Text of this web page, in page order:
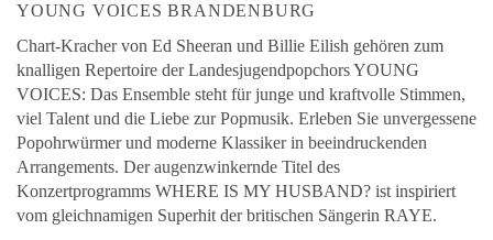
YOUNG VOICES BRANDENBURG
Chart-Kracher von Ed Sheeran und Billie Eilish gehören zum
knalligen Repertoire der Landesjugendpopchors YOUNG
VOICES: Das Ensemble steht für junge und kraftvolle Stimmen,
viel Talent und die Liebe zur Popmusik. Erleben Sie unvergessene
Popohrwürmer und moderne Klassiker in beeindruckenden
Arrangements. Der augenzwinkernde Titel des
Konzertprogramms WHERE IS MY HUSBAND? ist inspiriert
vom gleichnamigen Superhit der britischen Sängerin RAYE.